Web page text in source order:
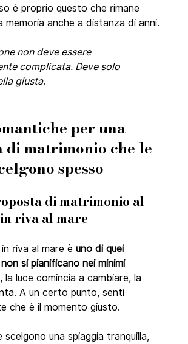
è proprio questo che rimane
memoria anche a distanza di anni.
non deve essere
complicata. Deve solo
giusta.
per una
di matrimonio che le
spesso
di matrimonio al
riva al mare
riva al mare è uno di quei
si pianificano nei minimi
la luce comincia a cambiare, la
A un certo punto, senti
che è il momento giusto.
scelgono una spiaggia tranquilla,